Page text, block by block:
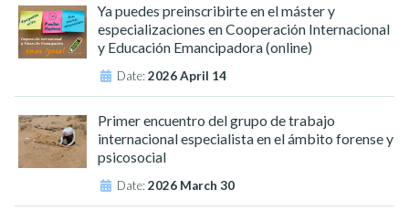
Ya puedes preinscribirte en el máster y
especializaciones en Cooperación Internacional
y Educación Emancipadora (online)
Date:2026 April 14
Primer encuentro del grupo de trabajo
internacional especialista en el ámbito forense y
psicosocial
Date:2026 March 30